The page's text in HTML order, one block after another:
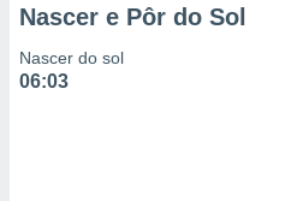
Nascer e Pôr do Sol
Nascer do sol
06:03